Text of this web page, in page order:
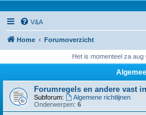
V&A
Home Forumoverzicht
Het is momenteel za aug
Forumregels en andere vast
Subforum:
Algemene richtlijnen
Onderwerpen: 6